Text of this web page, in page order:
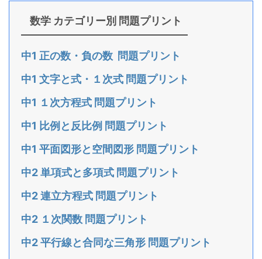
数学 カテゴリー別 問題プリント
中1 正の数・負の数 問題プリント
中1 文字と式・１次式 問題プリント
中1 １次方程式 問題プリント
中1 比例と反比例 問題プリント
中1 平面図形と空間図形 問題プリント
中2 単項式と多項式 問題プリント
中2 連立方程式 問題プリント
中2 １次関数 問題プリント
中2 平行線と合同な三角形 問題プリント